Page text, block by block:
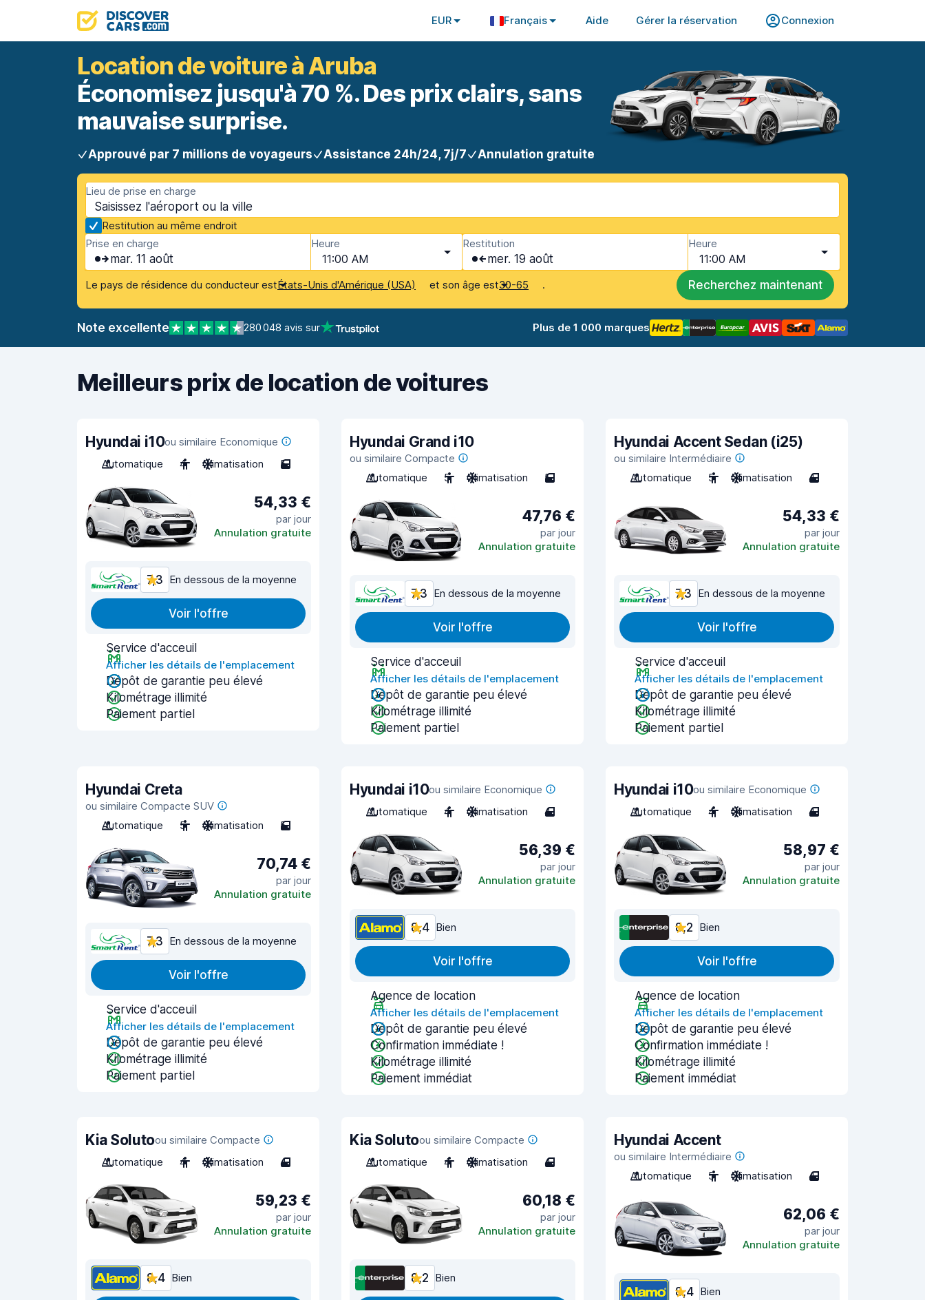
EUR Français Aide Gérer la réservation Connexion
Location de voiture à Aruba
Économisez jusqu'à 70 %. Des prix clairs, sans
mauvaise surprise.
Approuvé par 7 millions de voyageurs Assistance 24h/24, 7j/7 Annulation gratuite
Lieu de prise en charge
Restitution au même endroit
Prise en charge
mar. 11 août
Heure
11:00 AM
Restitution
mer. 19 août
Heure
11:00 AM
Le pays de résidence du conducteur estÉtats-Unis d'Amérique (USA) et son âge est30-65 . Recherchez maintenant
Note excellente 280 048 avis sur Plus de 1 000 marques
Meilleurs prix de location de voitures
Hyundai i10ou similaire Economique
Automatique
4 Climatisation 5
54,33 €
par jour
Annulation gratuite
7,3 En dessous de la moyenne
Voir l'offre
Service d'acceuil
Afficher les détails de l'emplacement
Dépôt de garantie peu élevé
Kilométrage illimité
Paiement partiel
Hyundai Grand i10
ou similaire Compacte
Automatique
5 Climatisation 5
47,76 €
par jour
Annulation gratuite
7,3 En dessous de la moyenne
Voir l'offre
Service d'acceuil
Afficher les détails de l'emplacement
Dépôt de garantie peu élevé
Kilométrage illimité
Paiement partiel
Hyundai Accent Sedan (i25)
ou similaire Intermédiaire
Automatique
5 Climatisation 4
54,33 €
par jour
Annulation gratuite
7,3 En dessous de la moyenne
Voir l'offre
Service d'acceuil
Afficher les détails de l'emplacement
Dépôt de garantie peu élevé
Kilométrage illimité
Paiement partiel
Hyundai Creta
ou similaire Compacte SUV
Automatique
5 Climatisation 5
70,74 €
par jour
Annulation gratuite
7,3 En dessous de la moyenne
Voir l'offre
Service d'acceuil
Afficher les détails de l'emplacement
Dépôt de garantie peu élevé
Kilométrage illimité
Paiement partiel
Hyundai i10ou similaire Economique
Automatique
4 Climatisation 4
56,39 €
par jour
Annulation gratuite
8,4 Bien
Voir l'offre
Agence de location
Afficher les détails de l'emplacement
Dépôt de garantie peu élevé
Confirmation immédiate !
Kilométrage illimité
Paiement immédiat
Hyundai i10ou similaire Economique
Automatique
4 Climatisation 4
58,97 €
par jour
Annulation gratuite
8,2 Bien
Voir l'offre
Agence de location
Afficher les détails de l'emplacement
Dépôt de garantie peu élevé
Confirmation immédiate !
Kilométrage illimité
Paiement immédiat
Kia Solutoou similaire Compacte
Automatique
4 Climatisation 4
59,23 €
par jour
Annulation gratuite
8,4 Bien
Kia Solutoou similaire Compacte
Automatique
4 Climatisation 4
60,18 €
par jour
Annulation gratuite
8,2 Bien
Hyundai Accent
ou similaire Intermédiaire
Automatique
5 Climatisation 4
62,06 €
par jour
Annulation gratuite
8,4 Bien